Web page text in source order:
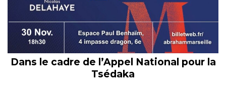
Dans le cadre de l’Appel National pour la
Tsédaka